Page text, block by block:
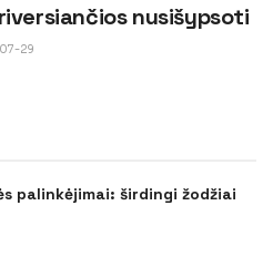
nusišypsoti
29
palinkėjimai: širdingi žodžiai